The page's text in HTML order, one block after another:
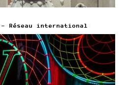
Réseau international